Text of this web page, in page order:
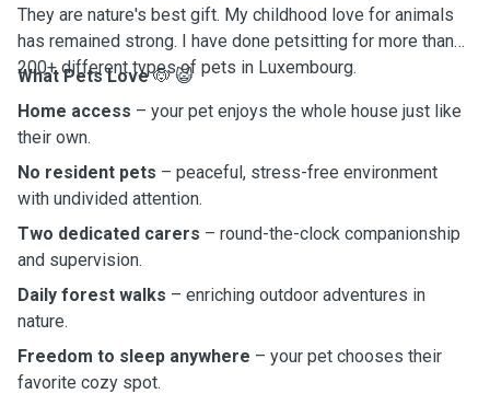
They are nature's best gift. My childhood love for animals
has remained strong. I have done petsitting for more than
200+ different types of pets in Luxembourg.
What Pets Love 🐶 😺
Home access – your pet enjoys the whole house just like
their own.
No resident pets – peaceful, stress-free environment
with undivided attention.
Two dedicated carers – round-the-clock companionship
and supervision.
Daily forest walks – enriching outdoor adventures in
nature.
Freedom to sleep anywhere – your pet chooses their
favorite cozy spot.